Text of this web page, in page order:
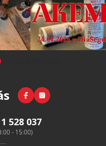
Facebook
Instagram
528 037
- 15:00)